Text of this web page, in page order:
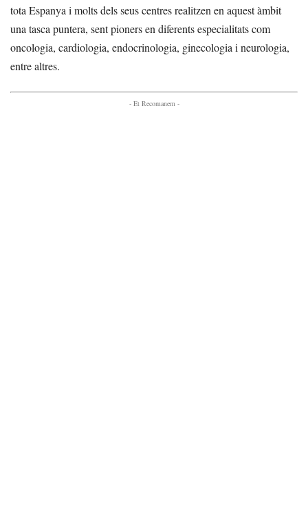
tota Espanya i molts dels seus centres realitzen en aquest àmbit
una tasca puntera, sent pioners en diferents especialitats com
oncologia, cardiologia, endocrinologia, ginecologia i neurologia,
entre altres.
- Et Recomanem -